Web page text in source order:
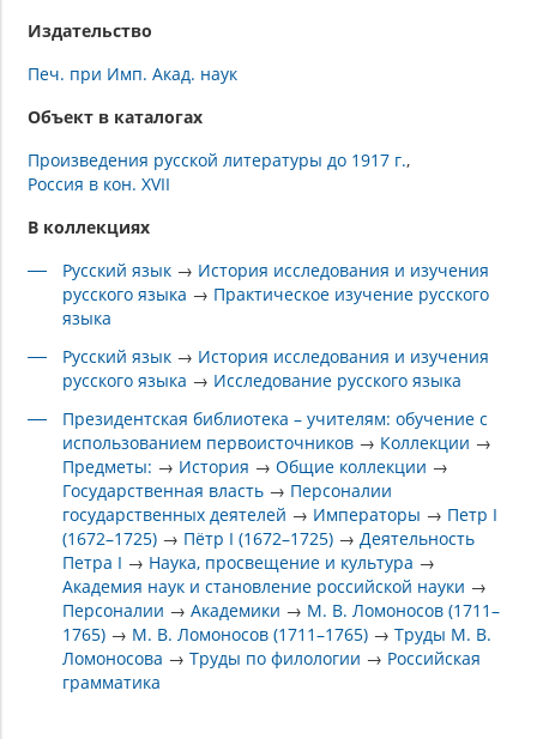
Издательство
Печ. при Имп. Акад. наук
Объект в каталогах
Произведения русской литературы до 1917 г.
Россия в кон. XVII
В коллекциях
Русский язык → История исследования и изучения
русского языка → Практическое изучение русского
языка
Русский язык → История исследования и изучения
русского языка → Исследование русского языка
Президентская библиотека – учителям: обучение с
использованием первоисточников → Коллекции →
Предметы: → История →Общие коллекции →
Государственная власть → Персоналии
государственных деятелей → Императоры → Петр I
(1672–1725) → Пётр I (1672–1725) → Деятельность
Петра I → Наука, просвещение и культура →
Академия наук и становление российской науки →
Персоналии →Академики → М. В. Ломоносов (1711–
1765) → М. В. Ломоносов (1711–1765) →Труды М. В.
Ломоносова →Труды по филологии → Российская
грамматика